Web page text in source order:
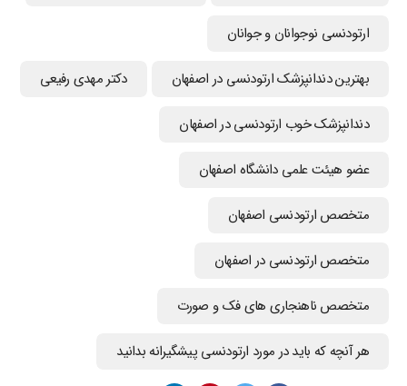
ارتودنسی نوجوانان و جوانان
بهترین دندانپزشک ارتودنسی در اصفهان دکتر مهدی رفیعی
دندانپزشک خوب ارتودنسی در اصفهان
عضو هیئت علمی دانشگاه اصفهان
متخصص ارتودنسی اصفهان
متخصص ارتودنسی در اصفهان
متخصص ناهنجاری های فک و صورت
هر آنچه که باید در مورد ارتودنسی پیشگیرانه بدانید